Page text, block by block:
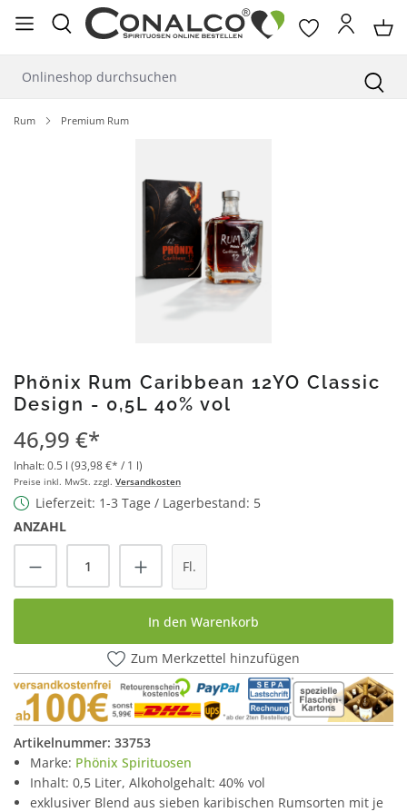
springen
Rum Premium Rum
Phönix Rum Caribbean 12YO Classic
Design - 0,5L 40% vol
46,99 €*
Inhalt:0.5 l (93,98 €* / 1 l)
Preise inkl. MwSt. zzgl. Versandkosten
Lieferzeit: 1-3 Tage / Lagerbestand: 5
ANZAHL
Produkt Anzahl: Gib den gewünschten
Fl.
In den Warenkorb
Zum Merkzettel hinzufügen
Artikelnummer: 33753
Marke: Phönix Spirituosen
Inhalt: 0,5 Liter, Alkoholgehalt: 40% vol
exklusiver Blend aus sieben karibischen Rumsorten mit je